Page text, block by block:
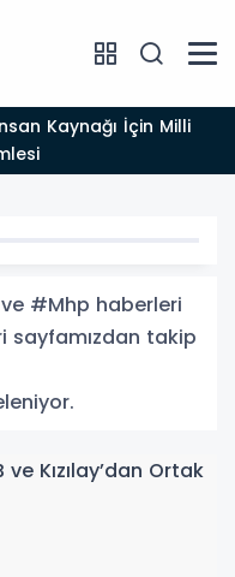
#Mhp haberleri
sayfamızdan takip